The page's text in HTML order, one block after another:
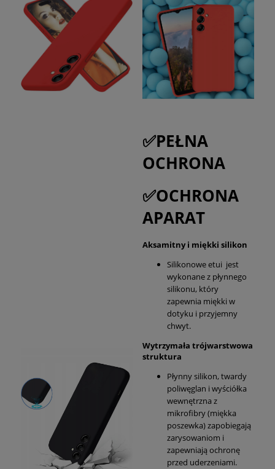
✅PEŁNA
OCHRONA
✅OCHRONA
APARAT
Aksamitny i miękki silikon
Silikonowe etui jest
wykonane z płynnego
silikonu, który
zapewnia miękki w
dotyku i przyjemny
chwyt.
Wytrzymała trójwarstwowa
struktura
Płynny silikon, twardy
poliwęglan i wyściółka
wewnętrzna z
mikrofibry (miękka
poszewka) zapobiegają
zarysowaniom i
zapewniają ochronę
przed uderzeniami.